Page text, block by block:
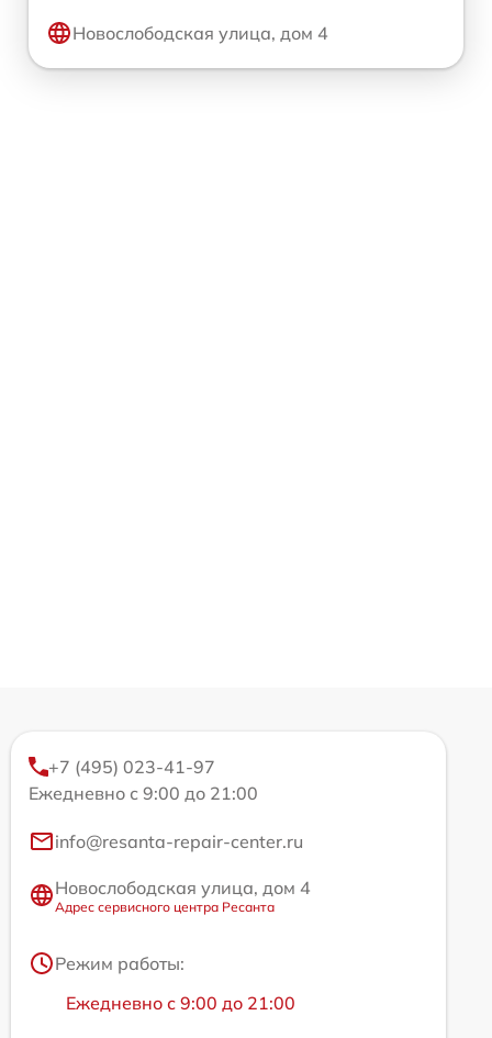
Новослободская улица, дом 4
+7 (495) 023-41-97
Ежедневно с 9:00 до 21:00
info@resanta-repair-center.ru
Новослободская улица, дом 4
Адрес сервисного центра Ресанта
Режим работы:
Ежедневно с 9:00 до 21:00